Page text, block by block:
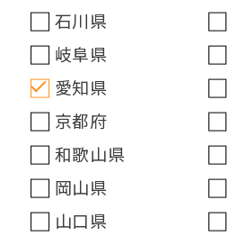
石川県
岐阜県
愛知県
京都府
和歌山県
岡山県
山口県